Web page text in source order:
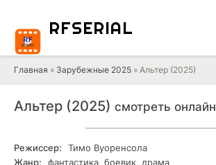
RFSERIAL
Главная » Зарубежные 2025 » Альтер (2025)
Альтер (2025) смотреть онлайн
Режиссер:
Тимо Вуоренсола
Жанр:
фантастика, боевик, драма